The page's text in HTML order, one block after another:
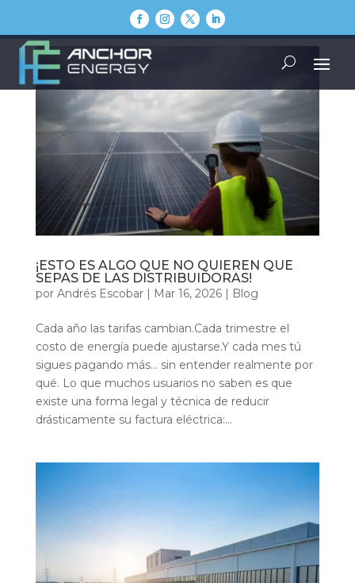
¡ESTO ES ALGO QUE NO QUIEREN QUE
SEPAS DE LAS DISTRIBUIDORAS!
por Andrés Escobar| Mar 16, 2026| Blog
Cada año las tarifas cambian.Cada trimestre el
costo de energía puede ajustarse.Y cada mes tú
sigues pagando más… sin entender realmente por
qué. Lo que muchos usuarios no saben es que
existe una forma legal y técnica de reducir
drásticamente su factura eléctrica:...